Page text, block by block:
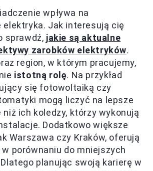
wpływa na
elektryka. Jak interesują cię
sprawdź, jakie są aktualne
zarobków elektryków.
region, w którym pracujemy,
istotną rolę. Na przykład
się fotowoltaiką czy
mogą liczyć na lepsze
niż ich koledzy, którzy wykonują
Dodatkowo większe
Warszawa czy Kraków, oferują
porównaniu do mniejszych
planując swoją karierę w